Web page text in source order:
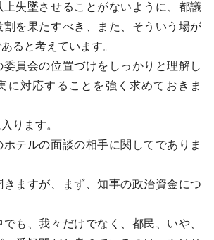
失墜させることがないように、都議
割を果たすべき、また、そういう場が
ると考えています。
員会の位置づけをしっかりと理解し
に対応することを強く求めておきま
ります。
テルの面談の相手に関してでありま
ますが、まず、知事の政治資金につ
も、我々だけでなく、都民、いや、